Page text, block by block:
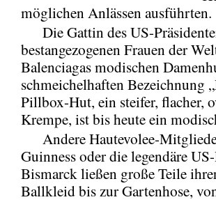
möglichen Anlässen ausführten.
Die Gattin des US-
bestangezogenen Frauen der
Balenciagas modischen
schmeichelhaften Bezeichnung
Pillbox-Hut, ein steifer, flacher,
Krempe, ist bis heute ein
Andere Hautevolee-
Guinness oder die legendäre
Bismarck ließen große Teile
Ballkleid bis zur Gartenhose,